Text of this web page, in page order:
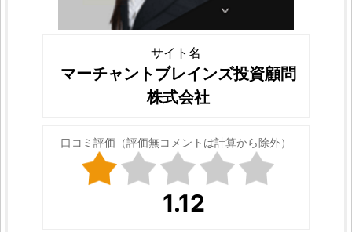
サイト名
マーチャントブレインズ投資顧問
株式会社
口コミ評価（評価無コメントは計算から除外）
1.12